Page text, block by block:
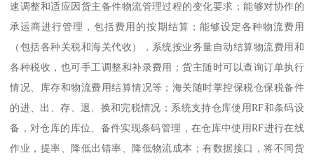
速调整和适应因货主备件物流管理过程的变化要求；能够对协作的
承运商进行管理，包括费用的按期结算；能够设定各种物流费用
（包括各种关税和海关代收），系统按业务量自动结算物流费用和
各种税收，也可手工调整和补录费用；货主随时可以查询订单执行
情况、库存和物流费用结算情况等；海关随时掌控保税仓保税备件
的进、出、存、退、换和完税情况；系统支持仓库使用RF和条码设
备，对仓库的库位、备件实现条码管理，在仓库中使用RF进行在线
作业，提率、降低出错率、降低物流成本；有数据接口，将不同货